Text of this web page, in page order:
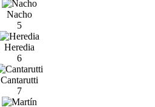
Nacho
5
Heredia
6
Cantarutti
7